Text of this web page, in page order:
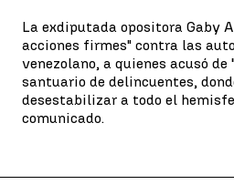
La exdiputada opositora Gaby
acciones firmes" contra las
venezolano, a quienes acusó
santuario de delincuentes,
desestabilizar a todo el
comunicado.